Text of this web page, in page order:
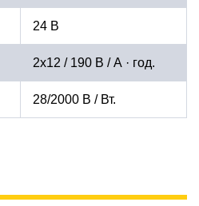
24 B
2x12 / 190 В / А · год.
28/2000 В / Вт.